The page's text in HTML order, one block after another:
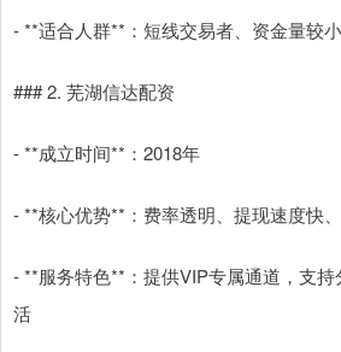
- **适合人群**：短线交易者、资金量较
### 2. 芜湖信达配资
- **成立时间**：2018年
- **核心优势**：费率透明、提现速度快
- **服务特色**：提供VIP专属通道，支持
活